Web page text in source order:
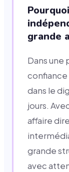
grande
Dans une
dans le
jours.
affaire
grande
avec